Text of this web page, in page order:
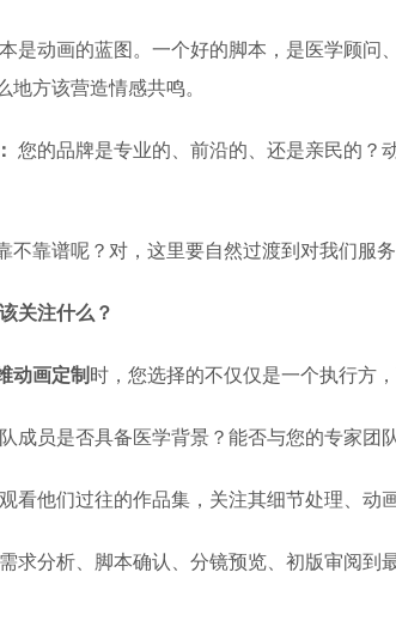
是动画的蓝图。一个好的脚本，是医学顾问
地方该营造情感共鸣。
您的品牌是专业的、前沿的、还是亲民的？
不靠谱呢？对，这里要自然过渡到对我们服
关注什么？
动画定制 时，您选择的不仅仅是一个执行方
成员是否具备医学背景？能否与您的专家团
观看他们过往的作品集，关注其细节处理、动
求分析、脚本确认、分镜预览、初版审阅到